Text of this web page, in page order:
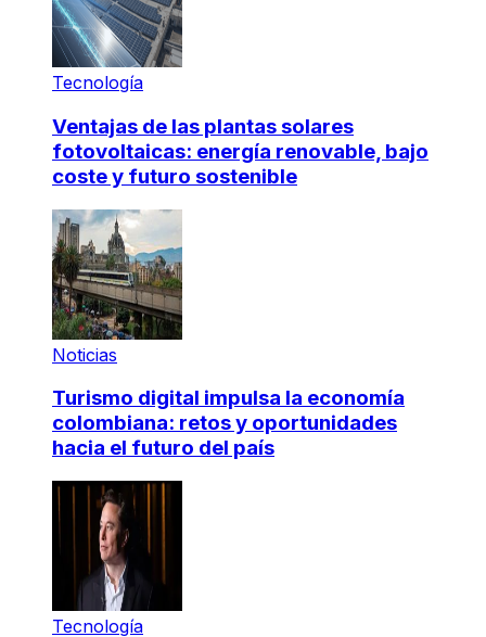
Tecnología
Ventajas de las plantas solares
fotovoltaicas: energía renovable, bajo
coste y futuro sostenible
Noticias
Turismo digital impulsa la economía
colombiana: retos y oportunidades
hacia el futuro del país
Tecnología